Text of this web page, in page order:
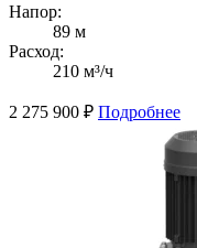
Напор:
89 м
Расход:
210 м³/ч
2 275 900 ₽ Подробнее